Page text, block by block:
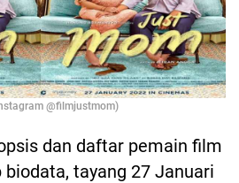
@filmjustmom)
dan daftar pemain film
tayang 27 Januari